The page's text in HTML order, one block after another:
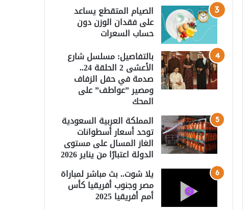
الصيام المتقطع يساعد
على فقدان الوزن دون
حساب السعرات
بالتفاصيل: مسلسل شارع
الأعشى 2 الحلقة 24..
صدمة في حفل الزفاف
ومصير ”عواطف” على
المحك
المملكة العربية السعودية
توحد أسعار أسطوانات
الغاز المسال على مستوى
الدولة اعتبارًا من يناير 2026
يلا شوت.. بث مباشر لمباراة
مصر وجنوب أفريقيا كأس
أمم أفريقيا 2025